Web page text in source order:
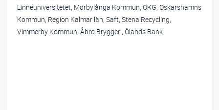
Linnéuniversitetet, Mörbylånga Kommun, OKG, Oskarshamns
Kommun, Region Kalmar län, Saft, Stena Recycling,
Vimmerby Kommun, Åbro Bryggeri, Ölands Bank